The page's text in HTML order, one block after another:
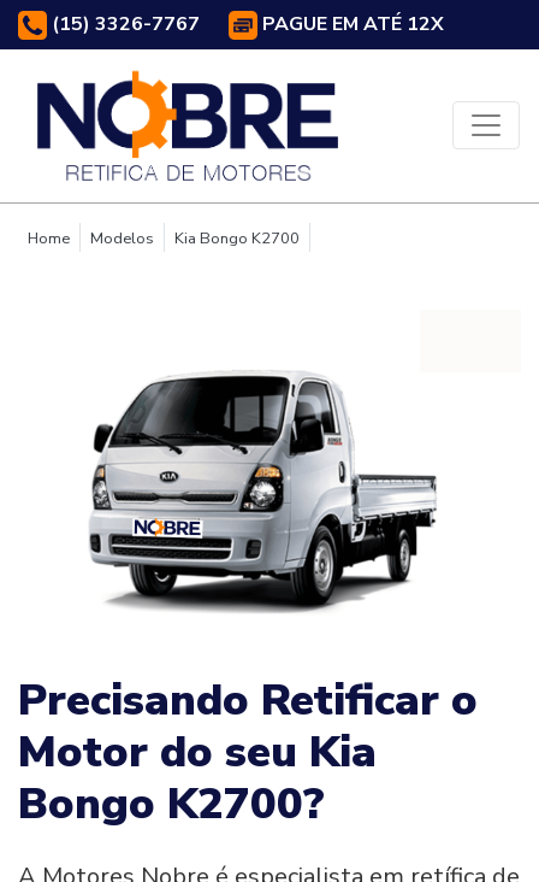
(15) 3326-7767 PAGUE EM ATÉ 12X
Home Modelos Kia Bongo K2700
Precisando Retificar o
Motor do seu Kia
Bongo K2700?